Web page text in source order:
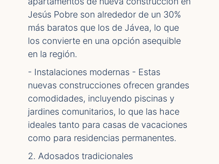
Jesús Pobre son alrededor de un 30%
más baratos que los de Jávea, lo que
los convierte en una opción asequible
en la región.
- Instalaciones modernas - Estas
nuevas construcciones ofrecen grandes
comodidades, incluyendo piscinas y
jardines comunitarios, lo que las hace
ideales tanto para casas de vacaciones
como para residencias permanentes.
2. Adosados tradicionales